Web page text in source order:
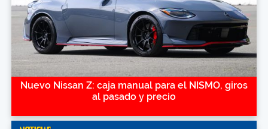
Nuevo Nissan Z: caja manual para el NISMO, giros
al pasado y precio